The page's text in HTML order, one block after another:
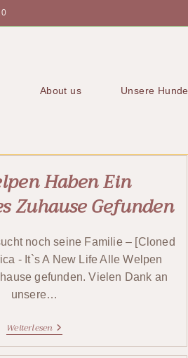
About us Unsere Hunde
Haben Ein
Zuhause Gefunden
noch seine Familie – [Cloned
- It`s A New Life Alle Welpen
gefunden. Vielen Dank an
unsere…
Weiterlesen